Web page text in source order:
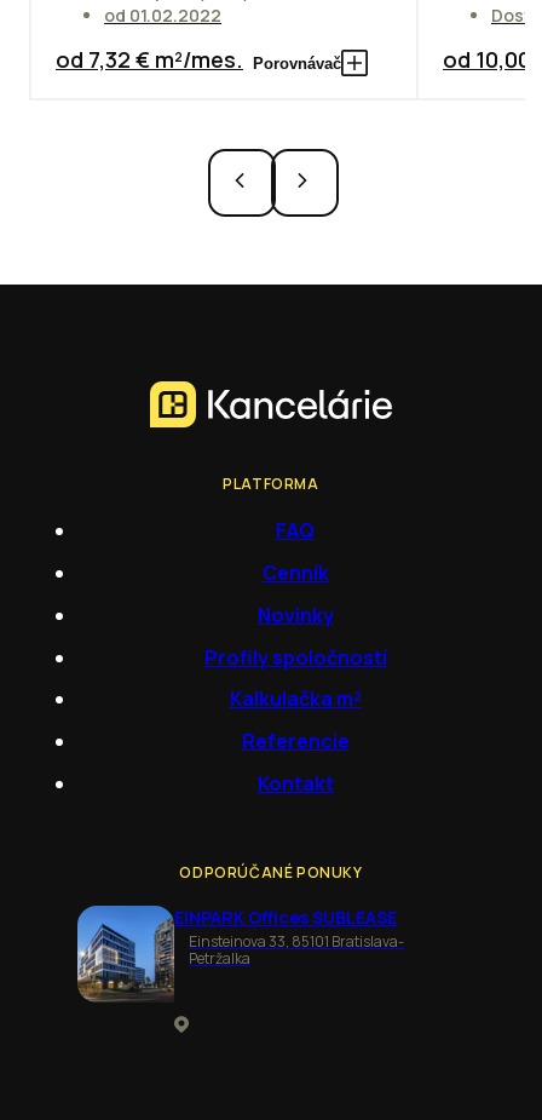
od 01.02.2022
od 7,32 € m²/mes. Porovnávač od 10,00
PLATFORMA
FAQ
Cenník
Novinky
Profily spoločností
Kalkulačka m²
Referencie
Kontakt
ODPORÚČANÉ PONUKY
EINPARK Offices SUBLEASE
Einsteinova 33, 85101 Bratislava-
Petržalka